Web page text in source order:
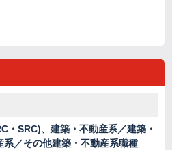
・SRC)、建築・不動産系／建築・
／その他建築・不動産系職種